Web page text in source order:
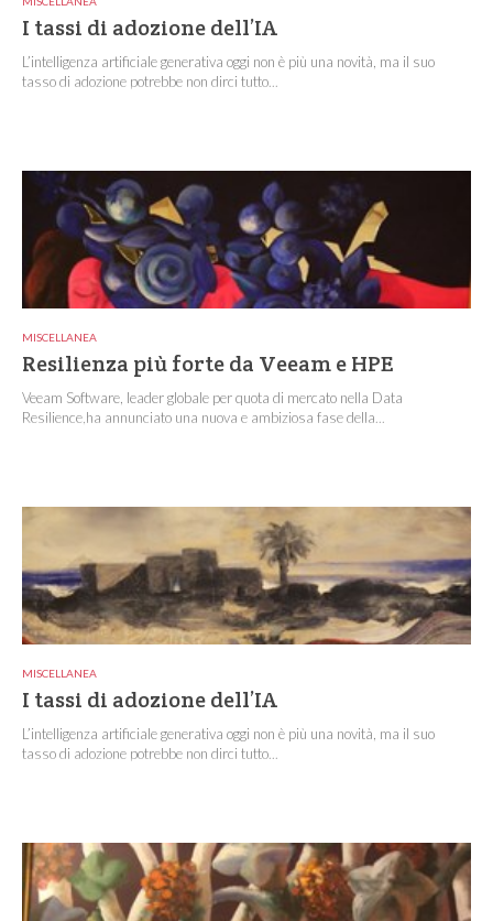
I tassi di adozione dell’IA
L’intelligenza artificiale generativa oggi non è più una novità, ma il suo
tasso di adozione potrebbe non dirci tutto...
MISCELLANEA
Resilienza più forte da Veeam e HPE
Veeam Software, leader globale per quota di mercato nella Data
Resilience,ha annunciato una nuova e ambiziosa fase della...
MISCELLANEA
I tassi di adozione dell’IA
L’intelligenza artificiale generativa oggi non è più una novità, ma il suo
tasso di adozione potrebbe non dirci tutto...